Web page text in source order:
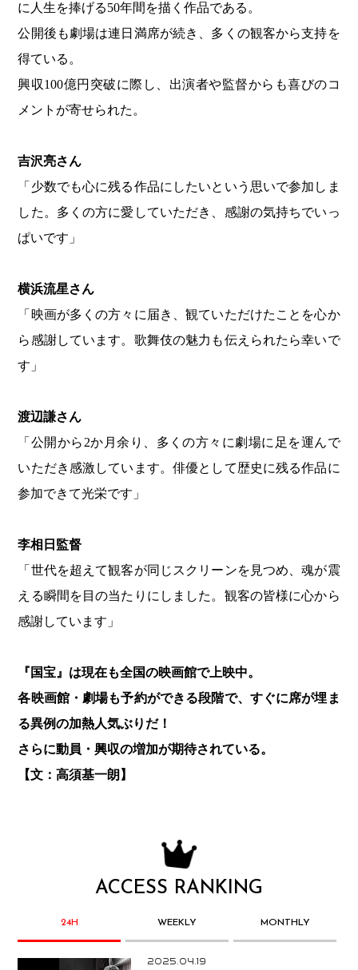
に人生を捧げる50年間を描く作品である。
公開後も劇場は連日満席が続き、多くの観客から支持を
得ている。
興収100億円突破に際し、出演者や監督からも喜びのコ
メントが寄せられた。
吉沢亮さん
「少数でも心に残る作品にしたいという思いで参加しま
した。多くの方に愛していただき、感謝の気持ちでいっ
ぱいです」
横浜流星さん
「映画が多くの方々に届き、観ていただけたことを心か
ら感謝しています。歌舞伎の魅力も伝えられたら幸いで
す」
渡辺謙さん
「公開から2か月余り、多くの方々に劇場に足を運んで
いただき感激しています。俳優として歴史に残る作品に
参加できて光栄です」
李相日監督
「世代を超えて観客が同じスクリーンを見つめ、魂が震
える瞬間を目の当たりにしました。観客の皆様に心から
感謝しています」
『国宝』は現在も全国の映画館で上映中。
各映画館・劇場も予約ができる段階で、すぐに席が埋ま
る異例の加熱人気ぶりだ！
さらに動員・興収の増加が期待されている。
【文：高須基一朗】
ACCESS RANKING
24H WEEKLY MONTHLY
2025.04.19